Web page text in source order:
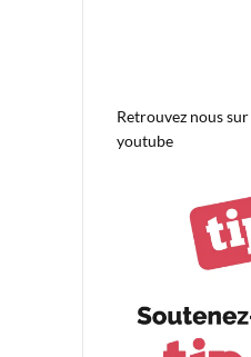
Retrouvez nous sur
youtube